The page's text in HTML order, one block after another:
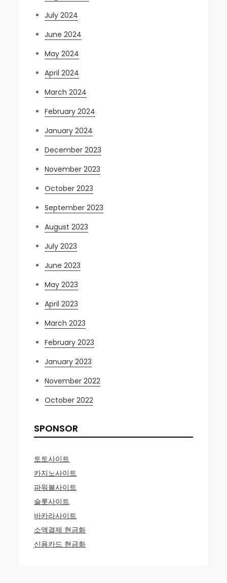
July 2024
June 2024
May 2024
April 2024
March 2024
February 2024
January 2024
December 2023
November 2023
October 2023
September 2023
August 2023
July 2023
June 2023
May 2023
April 2023
March 2023
February 2023
January 2023
November 2022
October 2022
SPONSOR
토토사이트
카지노사이트
파워볼사이트
슬롯사이트
바카라사이트
소액결제 현금화
신용카드 현금화